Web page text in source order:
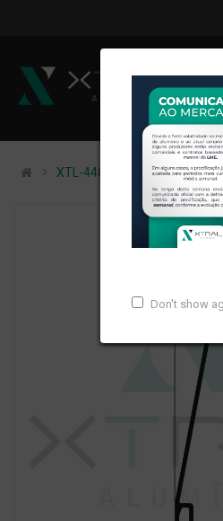
Don't show
XTL-448 - (VZ-024) - PESO